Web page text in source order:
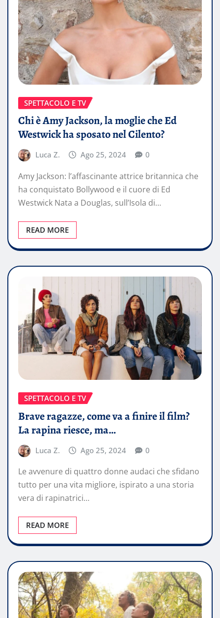
SPETTACOLO E TV
Chi è Amy Jackson, la moglie che Ed
Westwick ha sposato nel Cilento?
Luca Z. Ago 25, 2024 0
Amy Jackson: l’affascinante attrice britannica che
ha conquistato Bollywood e il cuore di Ed
Westwick Nata a Douglas, sull’Isola di…
READ MORE
SPETTACOLO E TV
Brave ragazze, come va a finire il film?
La rapina riesce, ma…
Luca Z. Ago 25, 2024 0
Le avvenure di quattro donne audaci che sfidano
tutto per una vita migliore, ispirato a una storia
vera di rapinatrici…
READ MORE